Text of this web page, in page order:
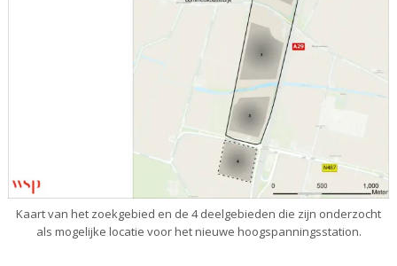
Kaart van het zoekgebied en de 4 deelgebieden die zijn onderzocht
als mogelijke locatie voor het nieuwe hoogspanningsstation.